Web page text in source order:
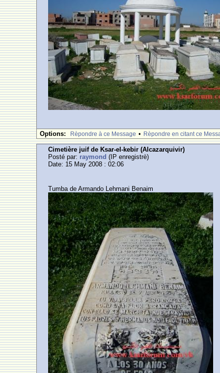
Options: Rèpondre à ce Message • Rèpondre en citant ce
Cimetière juif de Ksar-el-kebir (Alcazarquivir)
Posté par: raymond (IP enregistrè)
Date: 15 May 2008 : 02:06
Tumba de Armando Lehmani Benaim